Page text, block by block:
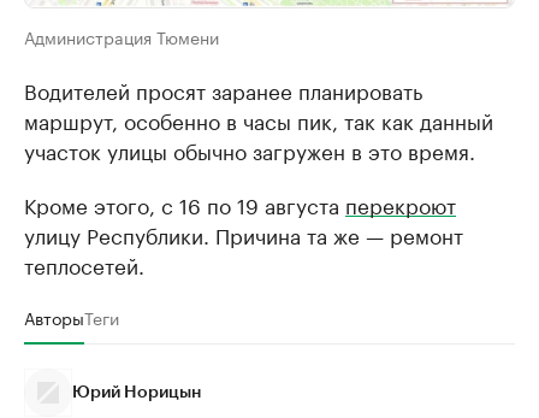
Администрация Тюмени
Водителей просят заранее планировать
маршрут, особенно в часы пик, так как данный
участок улицы обычно загружен в это время.
Кроме этого, с 16 по 19 августа перекроют
улицу Республики. Причина та же — ремонт
теплосетей.
АвторыТеги
Юрий Норицын